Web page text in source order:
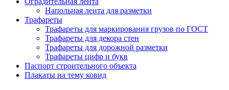
Напольная лента для разметки
Трафареты
Трафареты для маркирования грузов по ГОСТ
Трафареты для декора стен
Трафареты для дорожной разметки
Трафареты цифр и букв
Паспорт строительного объекта
Плакаты на тему ковид